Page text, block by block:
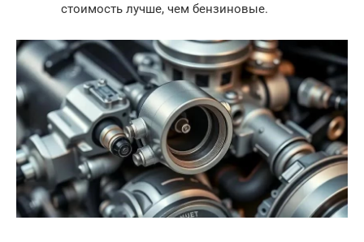
стоимость лучше, чем бензиновые.